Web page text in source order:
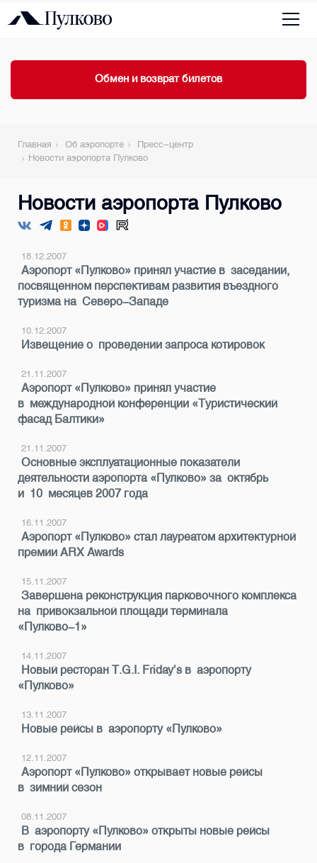
Обмен и возврат билетов
Главная Об аэропорте
Пресс-центр
Новости аэропорта Пулково
Новости аэропорта Пулково
18.12.2007
Аэропорт «Пулково» принял участие в заседании,
посвященном перспективам развития въездного
туризма на Северо-Западе
10.12.2007
Извещение о проведении запроса котировок
21.11.2007
Аэропорт «Пулково» принял участие
в международной конференции «Туристический
фасад Балтики»
21.11.2007
Основные эксплуатационные показатели
деятельности аэропорта «Пулково» за октябрь
и 10 месяцев 2007 года
16.11.2007
Аэропорт «Пулково» стал лауреатом архитектурной
премии ARX Awards
15.11.2007
Завершена реконструкция парковочного комплекса
на привокзальной площади терминала
«Пулково-1»
14.11.2007
Новый ресторан T.G.I. Friday’s в аэропорту
«Пулково»
13.11.2007
Новые рейсы в аэропорту «Пулково»
12.11.2007
Аэропорт «Пулково» открывает новые рейсы
в зимний сезон
08.11.2007
В аэропорту «Пулково» открыты новые рейсы
в города Германии